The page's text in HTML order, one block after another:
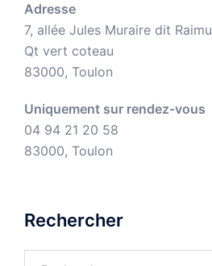
Adresse
7, allée Jules Muraire dit Raimu
Qt vert coteau
83000, Toulon
Uniquement sur rendez-vous
04 94 21 20 58
83000, Toulon
Rechercher